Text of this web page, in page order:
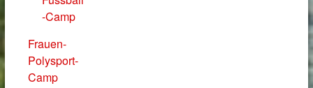
-Camp
Frauen-
Polysport-
Camp